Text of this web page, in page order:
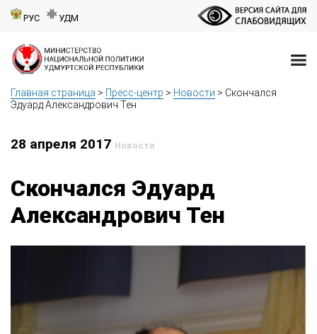
РУС УДМ
Главная страница > Пресс-центр > Новости > Скончался
Эдуард Александрович Тен
28 апреля 2017 Новости
Скончался Эдуард
Александрович Тен